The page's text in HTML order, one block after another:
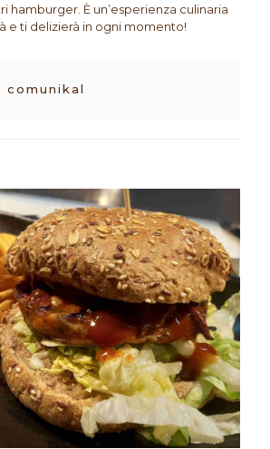
hamburger. È un’esperienza culinaria
e ti delizierà in ogni momento!
comunikal